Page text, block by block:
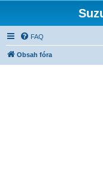
FAQ
Obsah fóra